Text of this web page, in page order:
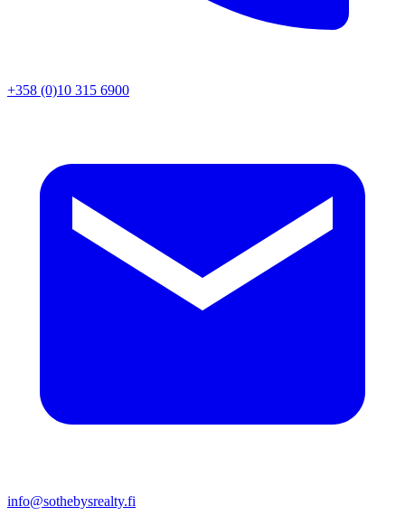
+358 (0)10 315 6900
info@sothebysrealty.fi